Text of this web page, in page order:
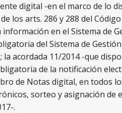
digital -en el marco de lo
los arts. 286 y 288 del
en el Sistema de
del Sistema de
acordada 11/2014 -que
de la notificación
de Notas digital, en todos
sorteo y asignación de
.